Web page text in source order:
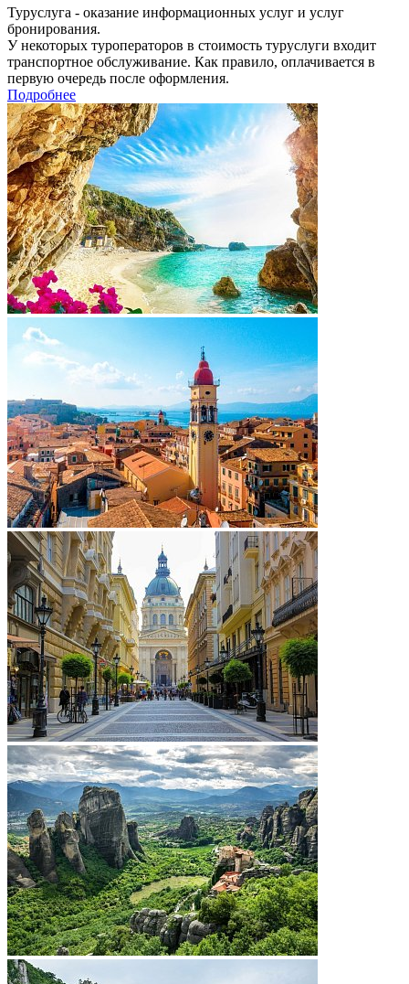
Туруслуга - оказание информационных услуг и услуг
бронирования.
У некоторых туроператоров в стоимость туруслуги входит
транспортное обслуживание. Как правило, оплачивается в
первую очередь после оформления.
Подробнее